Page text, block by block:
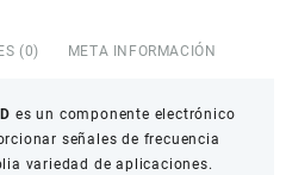
(0) META INFORMACIÓN
es un componente electrónico
señales de frecuencia
variedad de aplicaciones.